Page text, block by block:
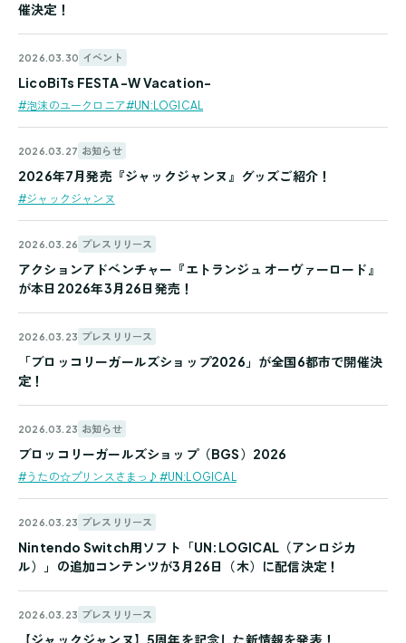
催決定！
2026.03.30 イベント
#泡沫のユークロニア#UN:LOGICAL
LicoBiTs FESTA -W Vacation-
2026.03.27 お知らせ
#ジャックジャンヌ
2026年7月発売『ジャックジャンヌ』グッズご紹介！
2026.03.26 プレスリリース
アクションアドベンチャー『エトランジュ オーヴァーロード』
が本日2026年3月26日発売！
2026.03.23 プレスリリース
「ブロッコリーガールズショップ2026」が全国6都市で開催決
定！
2026.03.23 お知らせ
#うたの☆プリンスさまっ♪ #UN:LOGICAL
ブロッコリーガールズショップ（BGS）2026
2026.03.23 プレスリリース
Nintendo Switch用ソフト「UN:LOGICAL（アンロジカ
ル）」の追加コンテンツが3月26日（木）に配信決定！
2026.03.23 プレスリリース
【ジャックジャンヌ】5周年を記念した新情報を発表！